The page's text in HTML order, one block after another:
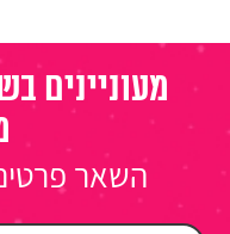
מעוניינים
השאר